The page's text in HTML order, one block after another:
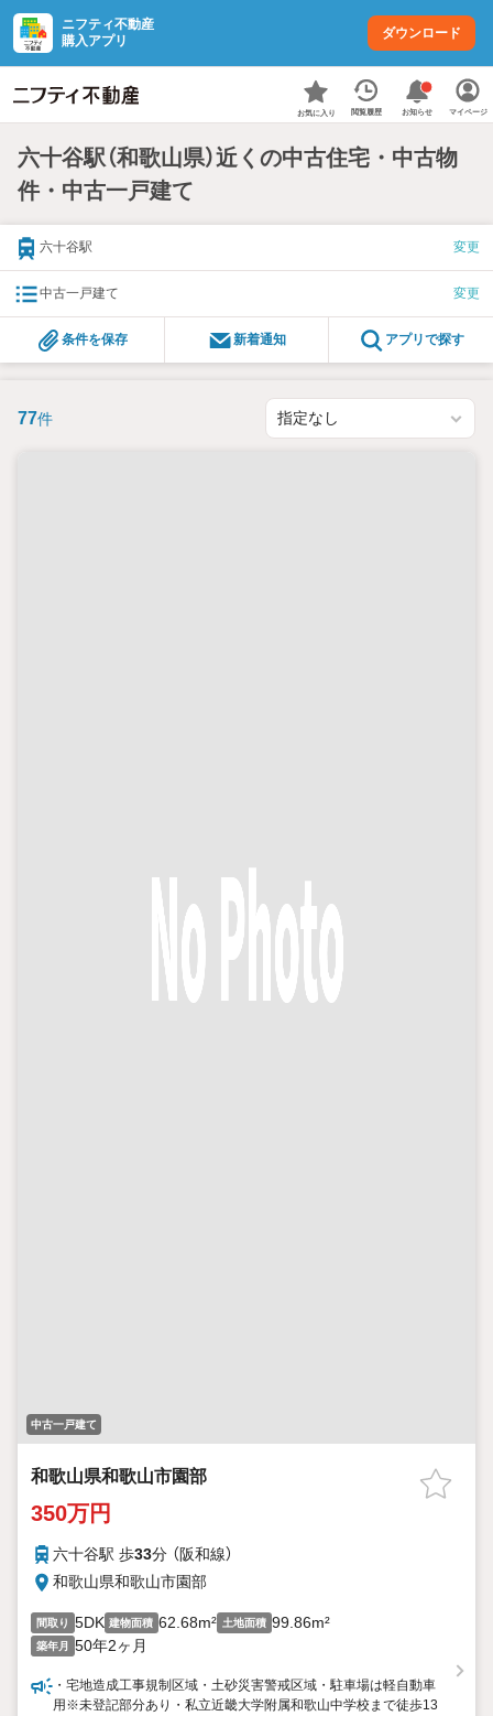
ニフティ不動産
購入アプリ
ダウンロード
お気に入り 閲覧履歴 お知らせ マイページ
六十谷駅（和歌山県）近くの中古住宅・中古物
件・中古一戸建て
六十谷駅 変更
中古一戸建て 変更
条件を保存 新着通知 アプリで探す
77件
中古一戸建て
和歌山県和歌山市園部
350万円
六十谷駅 歩33分 （阪和線）
和歌山県和歌山市園部
間取り 5DK 建物面積 62.68m² 土地面積 99.86m²
築年月 50年2ヶ月
・宅地造成工事規制区域・土砂災害警戒区域・駐車場は軽自動車
用※未登記部分あり・私立近畿大学附属和歌山中学校まで徒歩13